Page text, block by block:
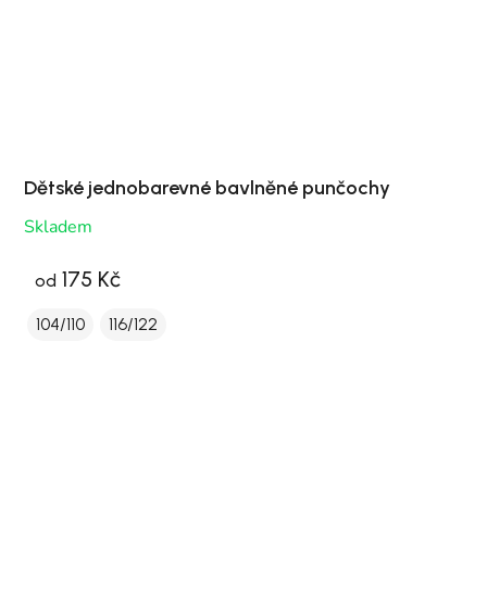
Dětské jednobarevné bavlněné punčochy
Skladem
od 175 Kč
104/110 116/122